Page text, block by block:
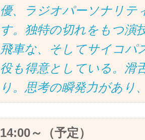
優、ラジオパーソナリテ
す。独特の切れをもつ演
飛車な、そしてサイコパ
役も得意としている。滑
り。思考の瞬発力があり
14:00～（予定）